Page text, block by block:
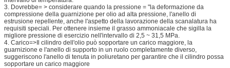
3. Dovrebbe= > considerare quando la pressione = "la deformazione da
compressione della guarnizione per olio ad alta pressione, l'anello di
estrusione repellente, anche l'aspetto della lavorazione della scanalatura ha
requisiti speciali. Per ottenere insieme il grasso ammoniacale che sigilla la
migliore pressione di esercizio nell'intervallo di 2,5 ~ 31,5 MPa.
4. Carico=>Il cilindro dell'olio può sopportare un carico maggiore, la
guarnizione e l'anello di supporto in un ruolo completamente diverso,
suggeriscono l'anello di tenuta in poliuretano per garantire che il cilindro possa
sopportare un carico maggiore